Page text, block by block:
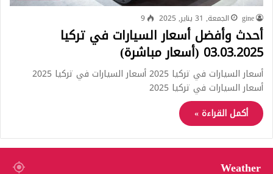
gine الجمعة, 31 يناير, 2025 9
أحدث وأفضل أسعار السيارات في تركيا
03.03.2025 (أسعار مباشرة)
أسعار السيارات في تركيا 2025 أسعار السيارات في تركيا 2025
أسعار السيارات في تركيا 2025
أكمل القراءة »
Weather